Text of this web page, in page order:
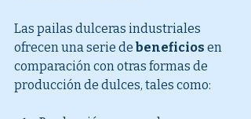
Las pailas dulceras industriales
ofrecen una serie de beneficios en
comparación con otras formas de
producción de dulces, tales como: